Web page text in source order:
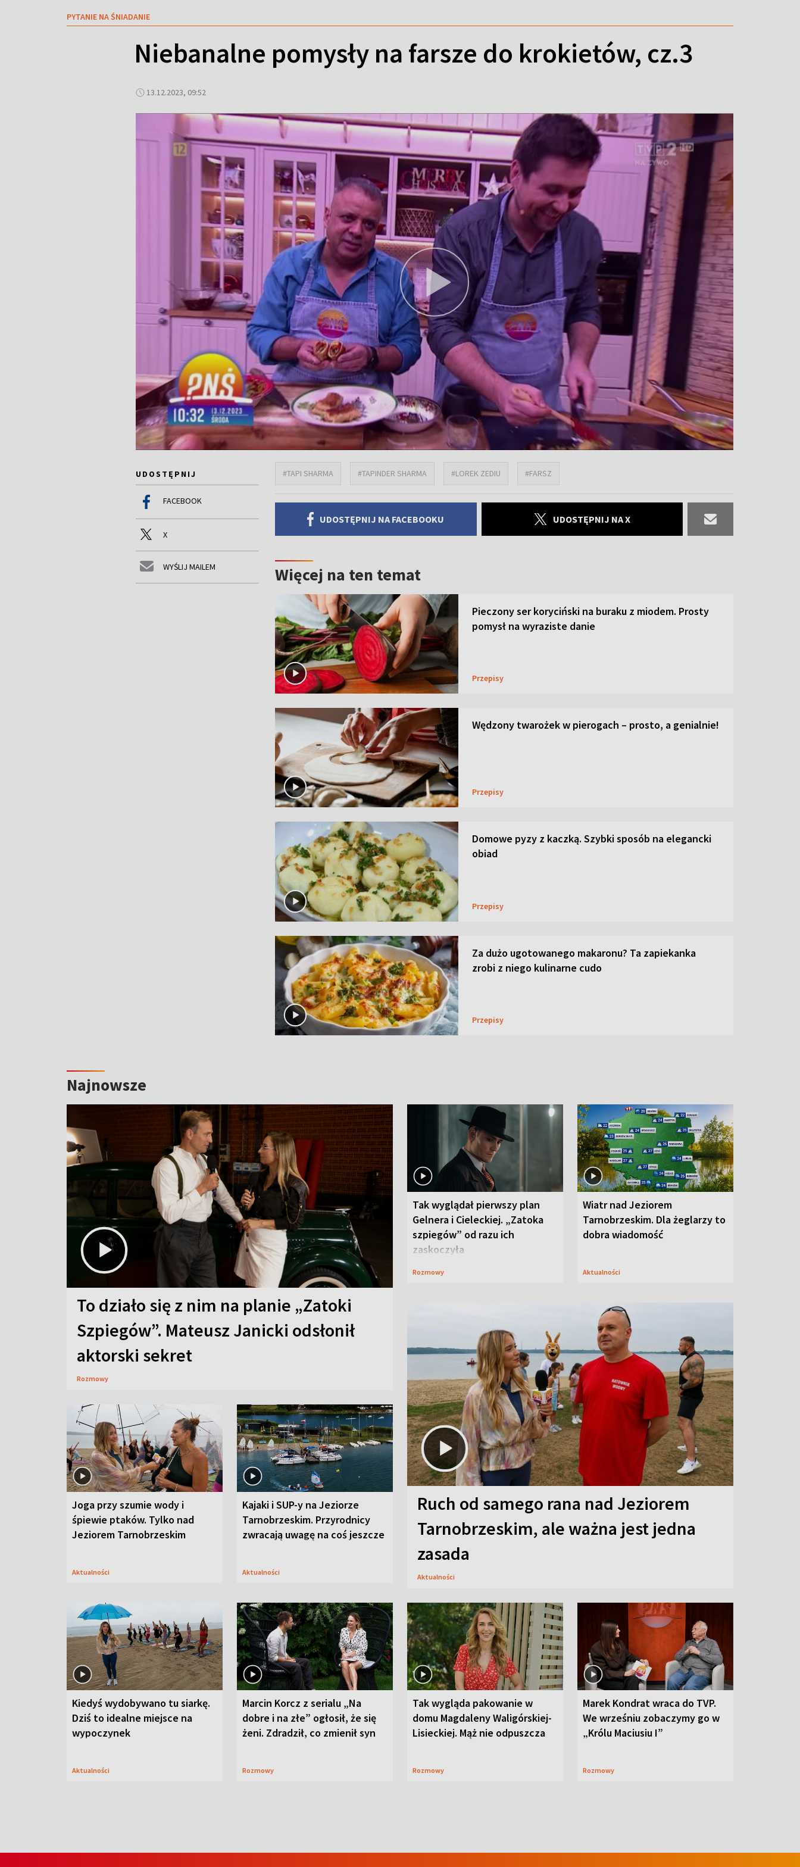
PYTANIE NA ŚNIADANIE
Niebanalne pomysły na farsze do krokietów, cz.3
13.12.2023, 09:52
UDOSTĘPNIJ
FACEBOOK
X
WYŚLIJ MAILEM
#TAPI SHARMA #TAPINDER SHARMA #LOREK ZEDIU #FARSZ
UDOSTĘPNIJ NA FACEBOOKU UDOSTĘPNIJ NA X
Więcej na ten temat
Pieczony ser koryciński na buraku z miodem. Prosty
pomysł na wyraziste danie
Przepisy
Wędzony twarożek w pierogach – prosto, a genialnie!
Przepisy
Domowe pyzy z kaczką. Szybki sposób na elegancki
obiad
Przepisy
Za dużo ugotowanego makaronu? Ta zapiekanka
zrobi z niego kulinarne cudo
Przepisy
Najnowsze
To działo się z nim na planie „Zatoki
Szpiegów”. Mateusz Janicki odsłonił
aktorski sekret
Rozmowy
Tak wyglądał pierwszy plan
Gelnera i Cieleckiej. „Zatoka
szpiegów” od razu ich
zaskoczyła
Rozmowy
Wiatr nad Jeziorem
Tarnobrzeskim. Dla żeglarzy to
dobra wiadomość
Aktualności
Joga przy szumie wody i
śpiewie ptaków. Tylko nad
Jeziorem Tarnobrzeskim
Aktualności
Kajaki i SUP-y na Jeziorze
Tarnobrzeskim. Przyrodnicy
zwracają uwagę na coś jeszcze
Aktualności
Ruch od samego rana nad Jeziorem
Tarnobrzeskim, ale ważna jest jedna
zasada
Aktualności
Kiedyś wydobywano tu siarkę.
Dziś to idealne miejsce na
wypoczynek
Aktualności
Marcin Korcz z serialu „Na
dobre i na złe” ogłosił, że się
żeni. Zdradził, co zmienił syn
Rozmowy
Tak wygląda pakowanie w
domu Magdaleny Waligórskiej-
Lisieckiej. Mąż nie odpuszcza
Rozmowy
Marek Kondrat wraca do TVP.
We wrześniu zobaczymy go w
„Królu Maciusiu I”
Rozmowy